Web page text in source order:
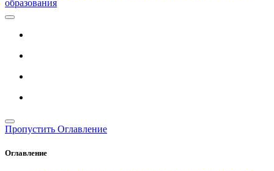
образования
Пропустить Оглавление
Оглавление